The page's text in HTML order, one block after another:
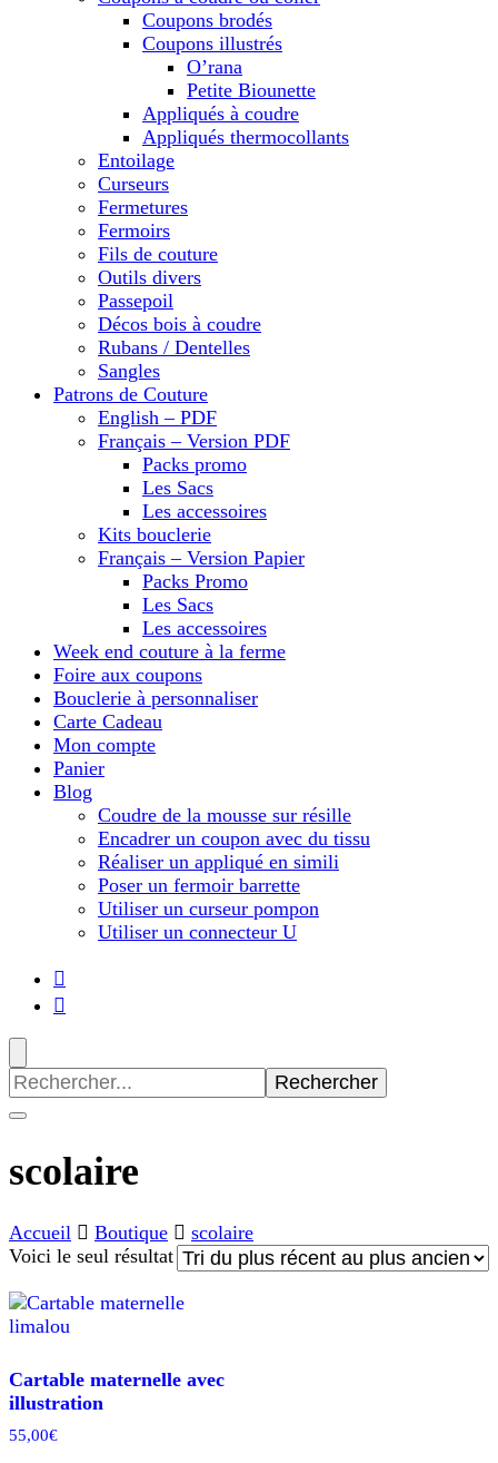
Coupons brodés
Coupons illustrés
O’rana
Petite Biounette
Appliqués à coudre
Appliqués thermocollants
Entoilage
Curseurs
Fermetures
Fermoirs
Fils de couture
Outils divers
Passepoil
Décos bois à coudre
Rubans / Dentelles
Sangles
Patrons de Couture
English – PDF
Français – Version PDF
Packs promo
Les Sacs
Les accessoires
Kits bouclerie
Français – Version Papier
Packs Promo
Les Sacs
Les accessoires
Week end couture à la ferme
Foire aux coupons
Bouclerie à personnaliser
Carte Cadeau
Mon compte
Panier
Blog
Coudre de la mousse sur résille
Encadrer un coupon avec du tissu
Réaliser un appliqué en simili
Poser un fermoir barrette
Utiliser un curseur pompon
Utiliser un connecteur U
Recherche
pour
:
scolaire
Accueil Boutique
scolaire
Voici le seul résultat
Cartable maternelle avec
illustration
55,00€